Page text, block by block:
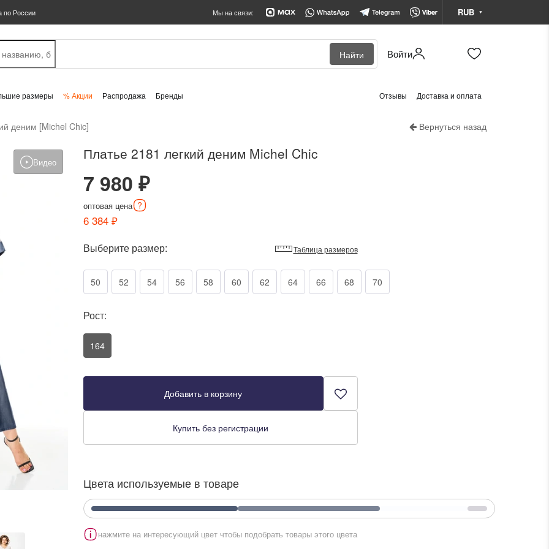
по России Мы на связи: RUB
Казахстанский тенге
Российский рубль
Найти Войти
размеры % Акции Распродажа Бренды Отзывы Доставка и оплата
деним [Michel Chic] Вернуться назад
Видео Платье 2181 легкий деним Michel Chic
7 980 ₽
оптоваяцена
6 384 ₽
Выберите размер: Таблица размеров
50 52 54 56 58 60 62 64 66 68 70
Рост:
164
Добавить в корзину
Купить без регистрации
Цвета используемые в товаре
нажмите на интересующий цвет чтобы подобрать товары этого цвета